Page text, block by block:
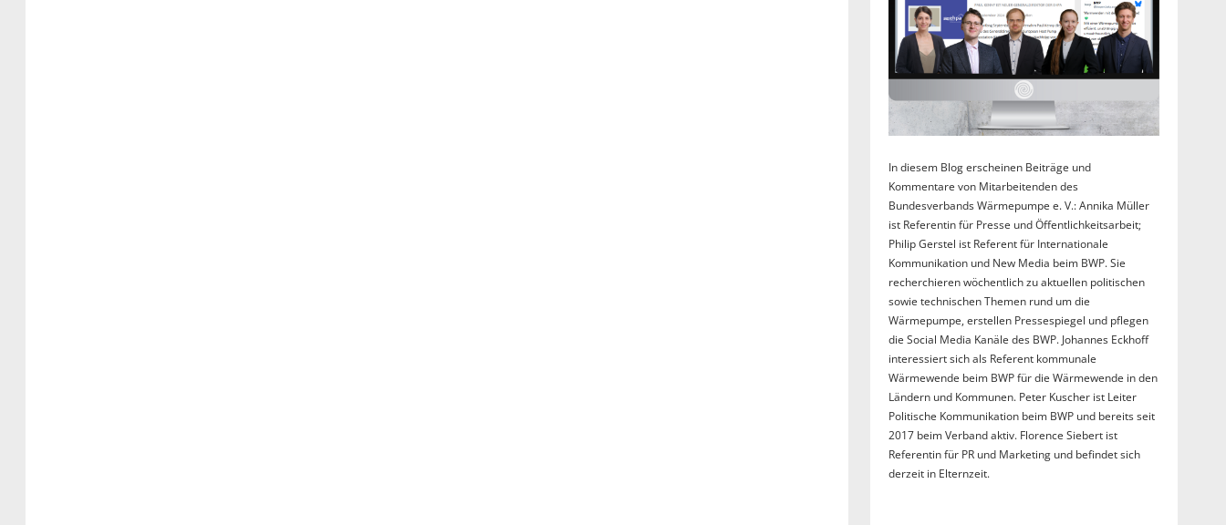
In diesem Blog erscheinen Beiträge und
Kommentare von Mitarbeitenden des
Bundesverbands Wärmepumpe e. V.: Annika Müller
ist Referentin für Presse und Öffentlichkeitsarbeit;
Philip Gerstel ist Referent für Internationale
Kommunikation und New Media beim BWP. Sie
recherchieren wöchentlich zu aktuellen politischen
sowie technischen Themen rund um die
Wärmepumpe, erstellen Pressespiegel und pflegen
die Social Media Kanäle des BWP. Johannes Eckhoff
interessiert sich als Referent kommunale
Wärmewende beim BWP für die Wärmewende in den
Ländern und Kommunen. Peter Kuscher ist Leiter
Politische Kommunikation beim BWP und bereits seit
2017 beim Verband aktiv. Florence Siebert ist
Referentin für PR und Marketing und befindet sich
derzeit in Elternzeit.